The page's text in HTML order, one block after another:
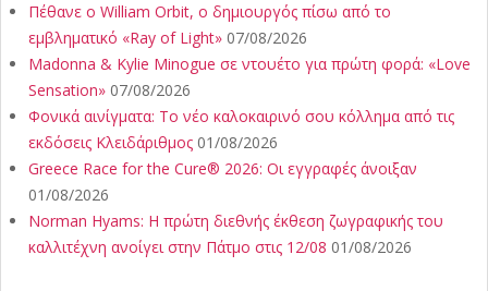
Πέθανε ο William Orbit, ο δημιουργός πίσω από το
εμβληματικό «Ray of Light» 07/08/2026
Madonna & Kylie Minogue σε ντουέτο για πρώτη φορά: «Love
Sensation» 07/08/2026
Φονικά αινίγματα: Το νέο καλοκαιρινό σου κόλλημα από τις
εκδόσεις Κλειδάριθμος 01/08/2026
Greece Race for the Cure® 2026: Οι εγγραφές άνοιξαν
01/08/2026
Norman Hyams: Η πρώτη διεθνής έκθεση ζωγραφικής του
καλλιτέχνη ανοίγει στην Πάτμο στις 12/08 01/08/2026